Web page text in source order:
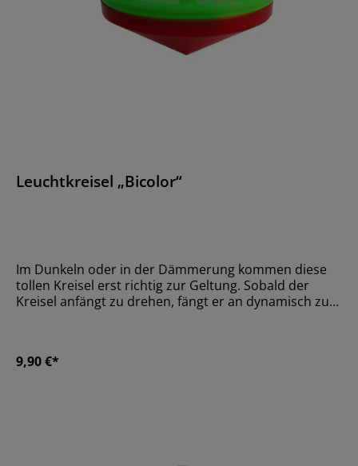
Leuchtkreisel „Bicolor“
Im Dunkeln oder in der Dämmerung kommen diese
tollen Kreisel erst richtig zur Geltung. Sobald der
Kreisel anfängt zu drehen, fängt er an dynamisch zu
9,90 €*